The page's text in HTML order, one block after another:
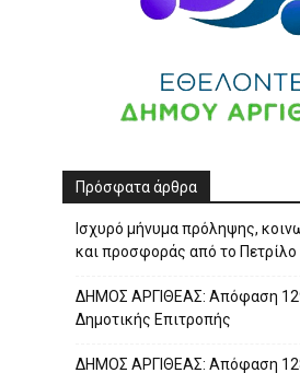
Πρόσφατα άρθρα
Ισχυρό μήνυμα πρόληψης,
και προσφοράς από το Πετρίλο
ΔΗΜΟΣ ΑΡΓΙΘΕΑΣ: Απόφαση
Δημοτικής Επιτροπής
ΔΗΜΟΣ ΑΡΓΙΘΕΑΣ: Απόφαση